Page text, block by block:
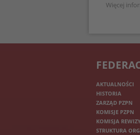
Więcej
AKTUALNOŚCI
HISTORIA
ZARZĄD PZPN
KOMISJE PZPN
KOMISJA
STRUKTURA